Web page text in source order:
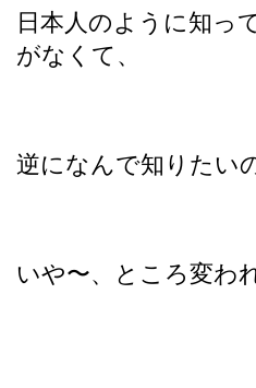
日本人のように知っ
がなくて、
逆になんで知りたい
いや〜、ところ変わ